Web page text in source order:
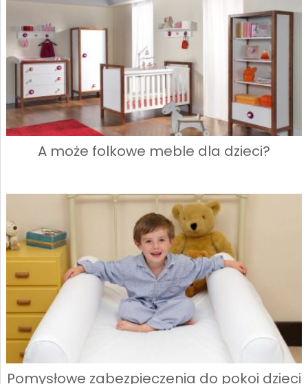
A może folkowe meble dla dzieci?
Pomysłowe zabezpieczenia do pokoi dzieci